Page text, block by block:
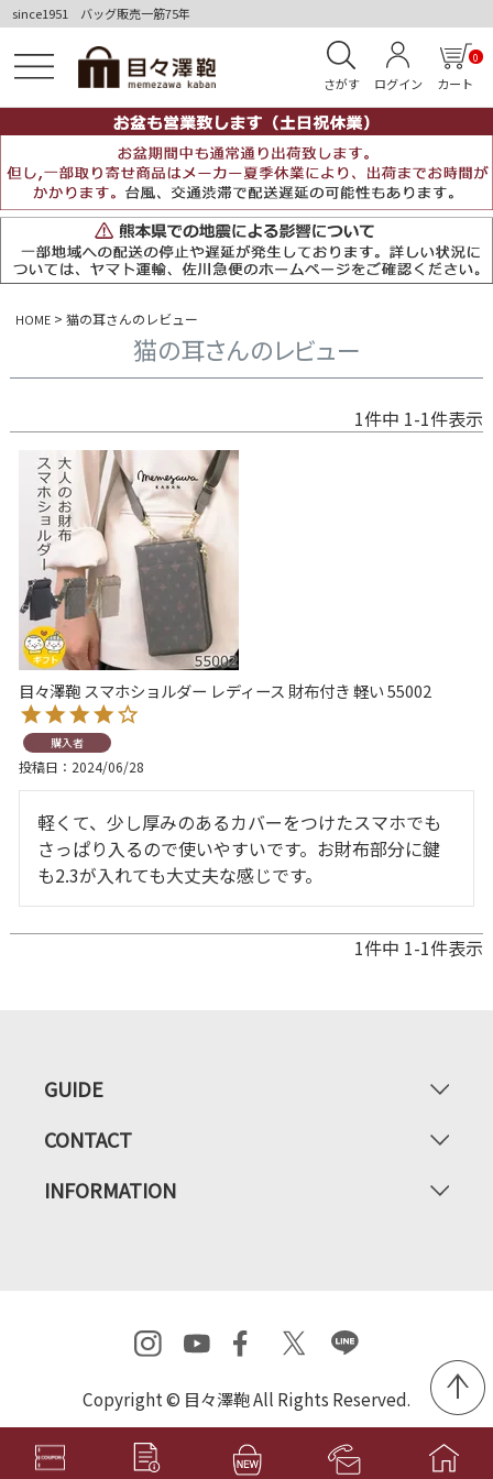
since1951 バッグ販売一筋75年
さがす ログイン カート
0
HOME 猫の耳さんのレビュー
猫の耳さんのレビュー
1件中 1-1件表示
目々澤鞄 スマホショルダー レディース 財布付き 軽い 55002
購入者
投稿日 2024/06/28
軽くて、少し厚みのあるカバーをつけたスマホでも
さっぱり入るので使いやすいです。お財布部分に鍵
も2.3が入れても大丈夫な感じです。
1件中 1-1件表示
GUIDE
CONTACT
INFORMATION
Copyright © 目々澤鞄 All Rights Reserved.